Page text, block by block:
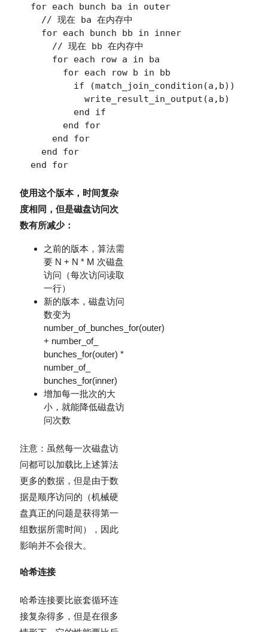
  for each bunch ba in outer
    // 现在 ba 在内存中
    for each bunch bb in inner
      // 现在 bb 在内存中
      for each row a in ba
        for each row b in bb
          if (match_join_condition(a,b))
            write_result_in_output(a,b)
          end if
        end for
      end for
    end for
使用这个版本，时间复杂
度相同，但是磁盘访问次
数有所减少：
之前的版本，算法需
要 N + N * M 次磁盘
访问（每次访问读取
一行）
新的版本，磁盘访问
数变为
number_of_bunches_for(outer)
+ number_of_
bunches_for(outer) *
number_of_
bunches_for(inner)
增加每一批次的大
小，就能降低磁盘访
问次数
注意：虽然每一次磁盘访
问都可以加载比上述算法
更多的数据，但是由于数
据是顺序访问的（机械硬
盘真正的问题是获得第一
组数据所需时间），因此
影响并不会很大。
哈希连接
哈希连接要比嵌套循环连
接复杂得多，但是在很多